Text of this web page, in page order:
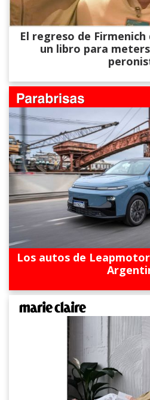
El regreso de
un libro para
Los autos de